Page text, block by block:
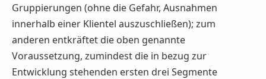
Gruppierungen (ohne die Gefahr, Ausnahmen
innerhalb einer Klientel auszuschließen); zum
anderen entkräftet die oben genannte
Voraussetzung, zumindest die in bezug zur
Entwicklung stehenden ersten drei Segmente